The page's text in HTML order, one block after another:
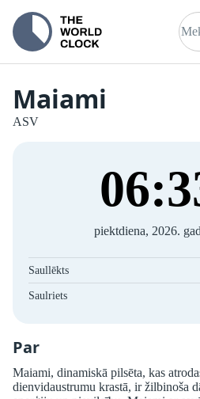
Maiami
ASV
06:
piektdiena, 2026.
Saullēkts
Saulriets
Par
Maiami, dinamiskā pilsēta, kas
dienvidaustrumu krastā, ir žilbinoša